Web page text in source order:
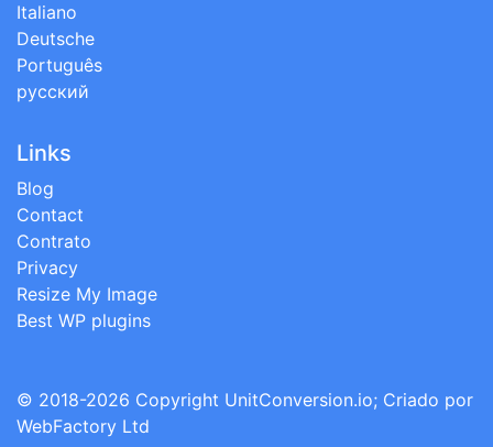
Italiano
Deutsche
Português
русский
Links
Blog
Contact
Contrato
Privacy
Resize My Image
Best WP plugins
© 2018-2026 Copyright UnitConversion.io; Criado por
WebFactory Ltd